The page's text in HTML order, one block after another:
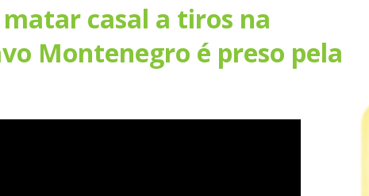
casal a tiros na
Montenegro é preso pela